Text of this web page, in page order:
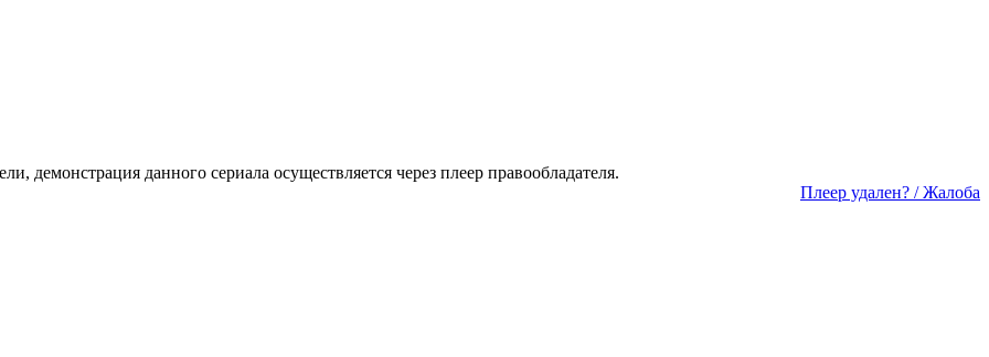
де­мон­ст­ра­ция дан­но­го се­риа­ла осу­ще­ст­в­ля­ет­ся че­рез пле­ер пра­во­об­ла­да­те­ля.
Пле­ер уда­лен? / Жа­ло­ба